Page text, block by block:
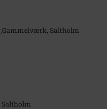
Saltholm